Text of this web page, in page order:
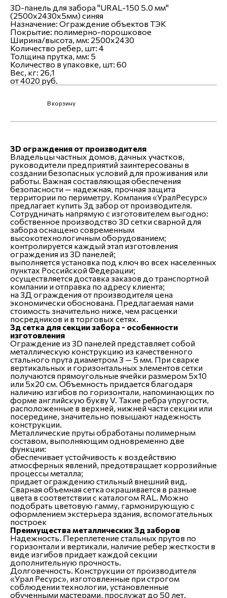
3D-панель для забора "URAL-150 5.0 мм"
(2500х2430х5мм) синяя
Назначение: Ограждение объектов ТЭК
Покрытие: полимерно-порошковое
Ширина/высота, мм: 2500x2430
Количество ребер, шт: 4
Толщина прутка, мм: 5
Количество в упаковке, шт: 60
Вес, кг: 26,1
от 4020 руб.
В корзину
3D ограждения от производителя
Владельцы частных домов, дачных участков,
руководители предприятий заинтересованы в
создании безопасных условий для проживания или
работы. Важная составляющая обеспечения
безопасности — надежная, прочная защита
территории по периметру. Компания «УралРесурс»
предлагает купить 3д забор от производителя.
Сотрудничать напрямую с изготовителем выгодно:
собственное производство 3D сетки сварной для
забора оснащено современным
высокотехнологичным оборудованием;
контролируется каждый этап изготовления
ограждения из 3D панелей;
выполняется установка под ключ во всех населенных
пунктах Российской Федерации;
осуществляется доставка заказов до транспортной
компании и отправка по адресу клиента;
на 3Д ограждения от производителя цена
экономически обоснована. Предлагаемая нами
стоимость значительно ниже, чем расценки
посредников и в торговых сетях.
3д сетка для секции забора - особенности
изготовления
Ограждение из 3D панелей представляет собой
металлическую конструкцию из качественного
стального прута диаметром 3 — 5 мм. При сварке
вертикальных и горизонтальных элементов сетки
получаются прямоугольные ячейки размером 5х10
или 5х20 см. Объемность придается благодаря
наличию изгибов по горизонтали, напоминающих по
форме английскую букву V. Такие ребра упругости,
расположенные в верхней, нижней части секции или
посередине, значительно повышают надежность
конструкции.
Металлические пруты обработаны полимерным
составом, выполняющим одновременно две
функции:
обеспечивает устойчивость к воздействию
атмосферных явлений, предотвращает коррозийные
процессы металла;
придает ограждению стильный внешний вид.
Сварная объемная сетка окрашивается в разные
цвета в соответствии с каталогом RAL. Можно
подобрать цветовую гамму, гармонирующую с
оформлением экстерьера здания, вспомогательных
построек
Преимущества металлических 3д заборов
Надежность. Переплетение стальных прутов по
горизонтали и вертикали, наличие ребер жесткости в
виде изгибов придает каждой секции
дополнительную прочность.
Долговечность. Конструкции от производителя
«Урал Ресурс», изготовленные при строгом
соблюдении технологии, установленные
обученными мастерами, прослужат до 50 лет.